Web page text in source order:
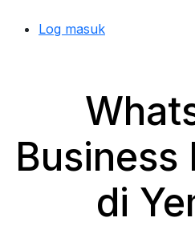
Log masuk
Business
di